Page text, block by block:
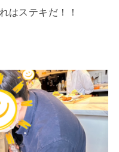
はステキだ！！